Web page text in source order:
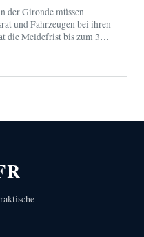
der Gironde müssen
und Fahrzeugen bei ihren
die Meldefrist bis zum 31.